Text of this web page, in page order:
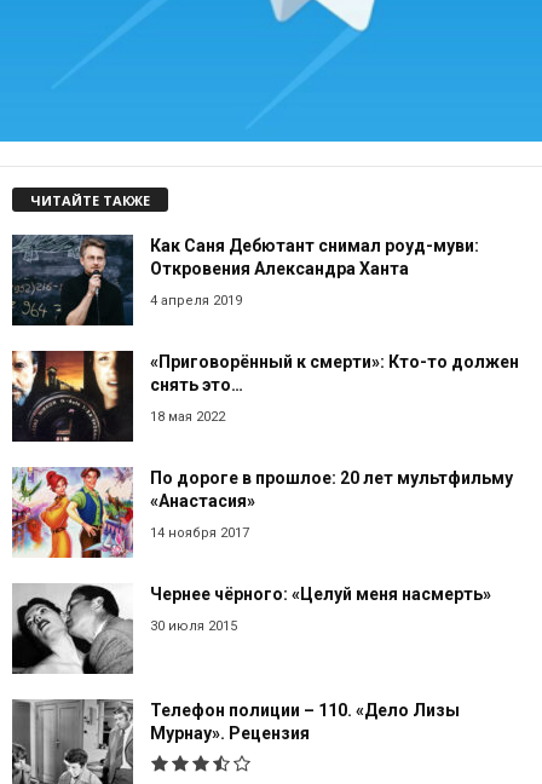
ЧИТАЙТЕ ТАКЖЕ
Как Саня Дебютант снимал роуд-муви:
Откровения Александра Ханта
4 апреля 2019
«Приговорённый к смерти»: Кто-то должен
снять это…
18 мая 2022
По дороге в прошлое: 20 лет мультфильму
«Анастасия»
14 ноября 2017
Чернее чёрного: «Целуй меня насмерть»
30 июля 2015
Телефон полиции – 110. «Дело Лизы
Мурнау». Рецензия